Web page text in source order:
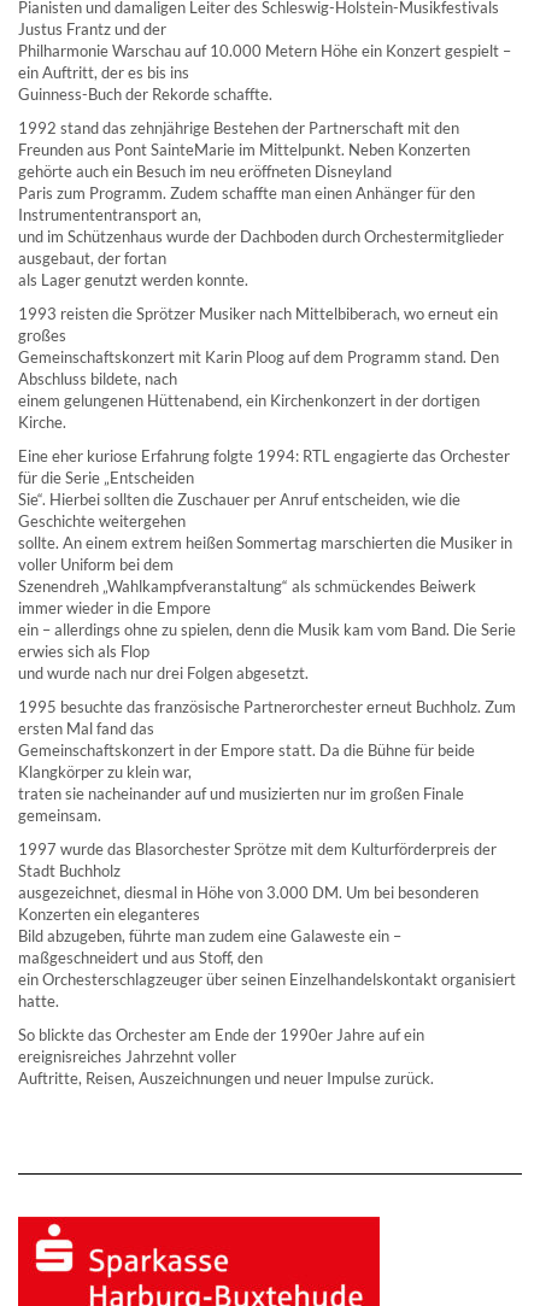
Pianisten und damaligen Leiter des Schleswig-Holstein-Musikfestivals
Justus Frantz und der
Philharmonie Warschau auf 10.000 Metern Höhe ein Konzert gespielt –
ein Auftritt, der es bis ins
Guinness-Buch der Rekorde schaffte.
1992 stand das zehnjährige Bestehen der Partnerschaft mit den
Freunden aus Pont SainteMarie im Mittelpunkt. Neben Konzerten
gehörte auch ein Besuch im neu eröffneten Disneyland
Paris zum Programm. Zudem schaffte man einen Anhänger für den
Instrumententransport an,
und im Schützenhaus wurde der Dachboden durch Orchestermitglieder
ausgebaut, der fortan
als Lager genutzt werden konnte.
1993 reisten die Sprötzer Musiker nach Mittelbiberach, wo erneut ein
großes
Gemeinschaftskonzert mit Karin Ploog auf dem Programm stand. Den
Abschluss bildete, nach
einem gelungenen Hüttenabend, ein Kirchenkonzert in der dortigen
Kirche.
Eine eher kuriose Erfahrung folgte 1994: RTL engagierte das Orchester
für die Serie „Entscheiden
Sie“. Hierbei sollten die Zuschauer per Anruf entscheiden, wie die
Geschichte weitergehen
sollte. An einem extrem heißen Sommertag marschierten die Musiker in
voller Uniform bei dem
Szenendreh „Wahlkampfveranstaltung“ als schmückendes Beiwerk
immer wieder in die Empore
ein – allerdings ohne zu spielen, denn die Musik kam vom Band. Die Serie
erwies sich als Flop
und wurde nach nur drei Folgen abgesetzt.
1995 besuchte das französische Partnerorchester erneut Buchholz. Zum
ersten Mal fand das
Gemeinschaftskonzert in der Empore statt. Da die Bühne für beide
Klangkörper zu klein war,
traten sie nacheinander auf und musizierten nur im großen Finale
gemeinsam.
1997 wurde das Blasorchester Sprötze mit dem Kulturförderpreis der
Stadt Buchholz
ausgezeichnet, diesmal in Höhe von 3.000 DM. Um bei besonderen
Konzerten ein eleganteres
Bild abzugeben, führte man zudem eine Galaweste ein –
maßgeschneidert und aus Stoff, den
ein Orchesterschlagzeuger über seinen Einzelhandelskontakt organisiert
hatte.
So blickte das Orchester am Ende der 1990er Jahre auf ein
ereignisreiches Jahrzehnt voller
Auftritte, Reisen, Auszeichnungen und neuer Impulse zurück.